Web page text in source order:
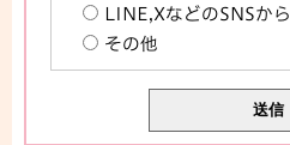
LINE,XなどのSNSから
その他